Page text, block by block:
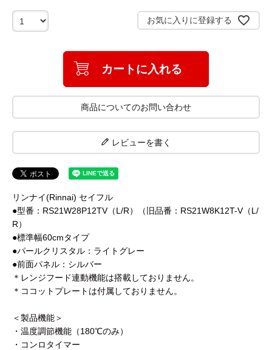
お気に入りに登録する
カートに入れる
商品についてのお問い合わせ
レビューを書く
リンナイ(Rinnai) セイフル
●型番：RS21W28P12TV（L/R）（旧品番：RS21W8K12T-V（L/
R）
●標準幅60cmタイプ
●パールクリスタル：ライトグレー
●前面パネル：シルバー
＊レンジフード連動機能は搭載しておりません。
＊ココットプレートは付属しておりません。
＜製品機能＞
・温度調節機能（180℃のみ）
・コンロタイマー